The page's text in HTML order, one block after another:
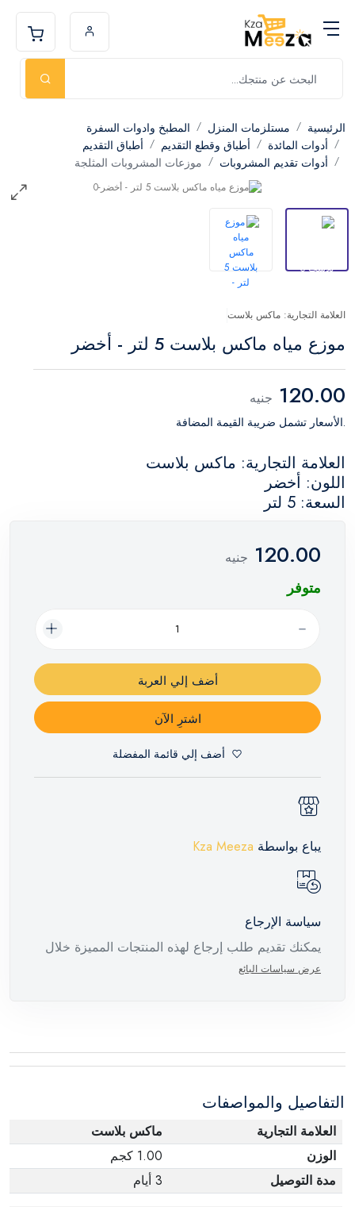
الرئيسية مستلزمات المنزل
المطبخ وادوات السفرة
أدوات المائدة
أطباق وقطع التقديم
أطباق التقديم
أدوات تقديم المشروبات
موزعات المشروبات المثلجة
العلامة التجارية: ماكس بلاست
موزع مياه ماكس بلاست 5 لتر - أخضر
120.00 جنيه
.الأسعار تشمل ضريبة القيمة المضافة
العلامة التجارية: ماكس بلاست
اللون: أخضر
السعة: 5 لتر
120.00 جنيه
متوفر
أضف إلي العربة
اشترِ الآن
أضف إلي قائمة المفضلة
يباع بواسطة Kza Meeza
سياسة الإرجاع
يمكنك تقديم طلب إرجاع لهذه المنتجات المميزة خلال
عبوته الأصلية. لاحظ أنه لا يمكن إرجاع المنتجات
وفي عبواتها الأصلية.
عرض سياسات البائع
التفاصيل والمواصفات
العلامة التجارية
ماكس بلاست
الوزن
1.00 كجم
مدة التوصيل
3 أيام